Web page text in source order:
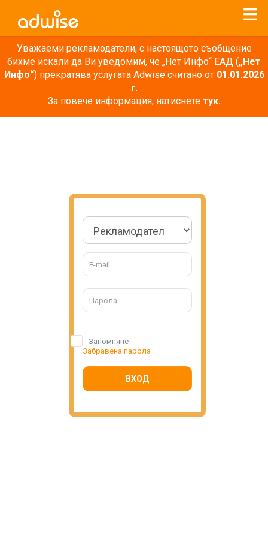
Уважаеми рекламодатели, с настоящото съобщение
бихме искали да Ви уведомим, че „Нет Инфо“ ЕАД („Нет
Инфо“) прекратява услугата Adwiseсчитано от 01.01.2026
г.
За повече информация, натиснете тук.
Запомняне
Забравена парола
ВХОД